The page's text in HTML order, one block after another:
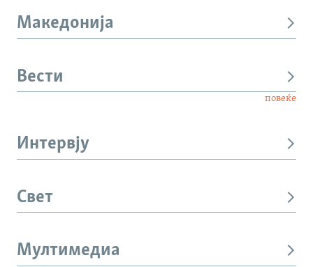
Македонија
Вести
повеќе
Интервју
Свет
Мултимедиа